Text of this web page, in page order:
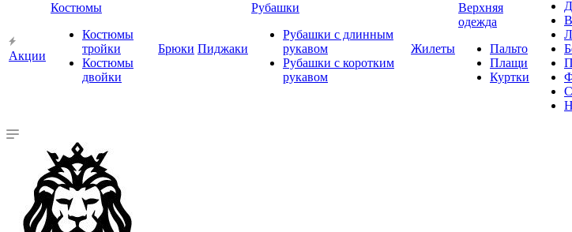
Акции
Костюмы
Костюмы
тройки
Костюмы
двойки
Брюки Пиджаки
Рубашки
Рубашки с длинным
рукавом
Рубашки с коротким
рукавом
Жилеты
Верхняя
одежда
Пальто
Плащи
Куртки